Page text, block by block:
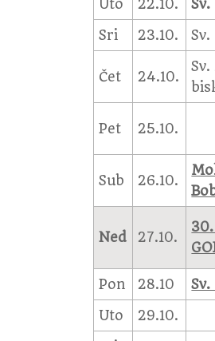
Uto
22.10.
Sri
23.10.
Čet 24.10.
Pet 25.10.
Sub 26.10.
Ned 27.10.
Pon
28.10
Uto
29.10.